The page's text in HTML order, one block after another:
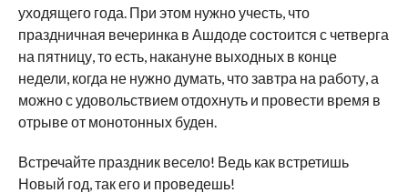
уходящего года. При этом нужно учесть, что
праздничная вечеринка в Ашдоде состоится с четверга
на пятницу, то есть, накануне выходных в конце
недели, когда не нужно думать, что завтра на работу, а
можно с удовольствием отдохнуть и провести время в
отрыве от монотонных буден.
Встречайте праздник весело! Ведь как встретишь
Новый год, так его и проведешь!